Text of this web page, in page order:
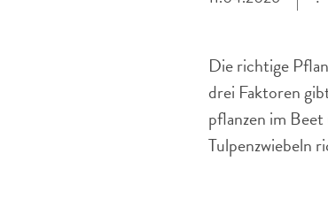
Die richtige
drei Faktoren
pflanzen im
Tulpenzwiebeln